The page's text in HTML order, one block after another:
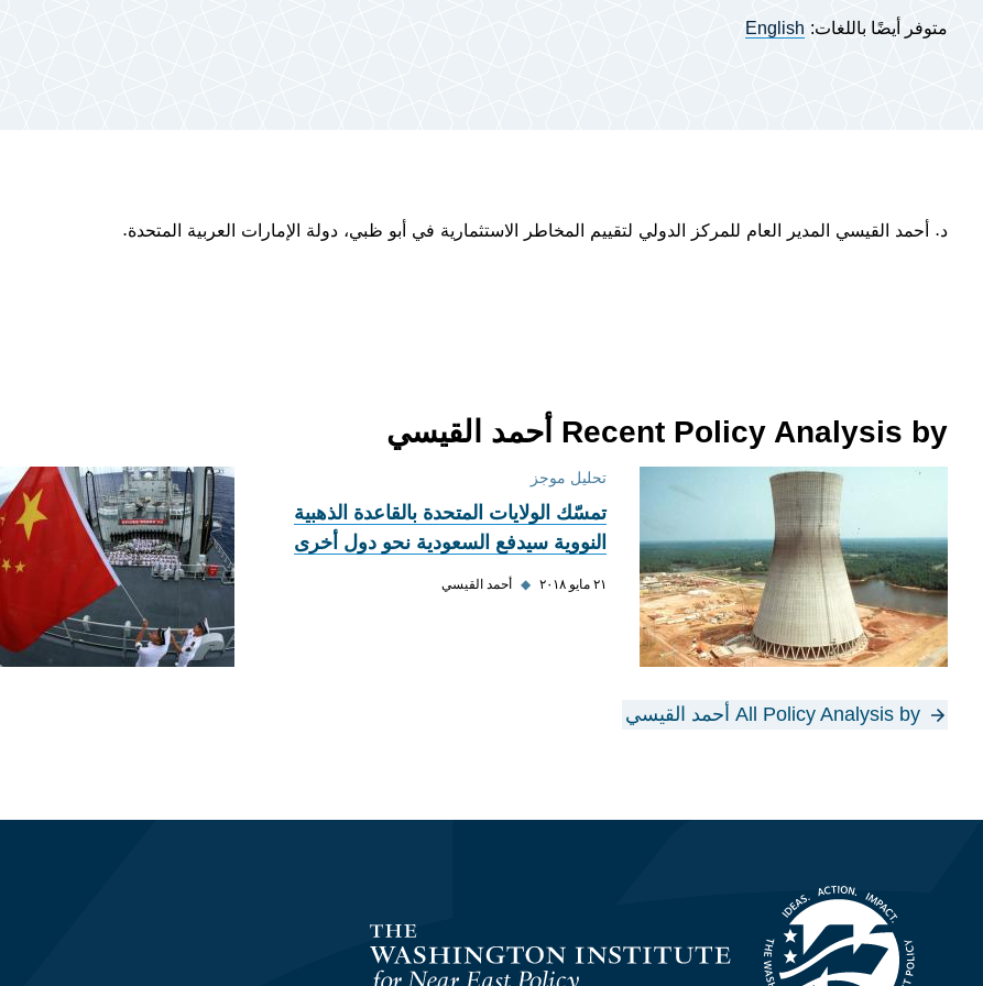
متوفر أيضًا باللغات: English
د. أحمد القيسي المدير العام للمركز الدولي لتقييم المخاطر الاستثمارية في أبو ظبي، دولة الإمارات العربية المتحدة.
Recent Policy Analysis by أحمد القيسي
تحليل موجز
تمسّك الولايات المتحدة بالقاعدة الذهبية
النووية سيدفع السعودية نحو دول أخرى
٢١ مايو ٢٠١٨ ◆ أحمد القيسي
All Policy Analysis by أحمد القيسي
Homepage